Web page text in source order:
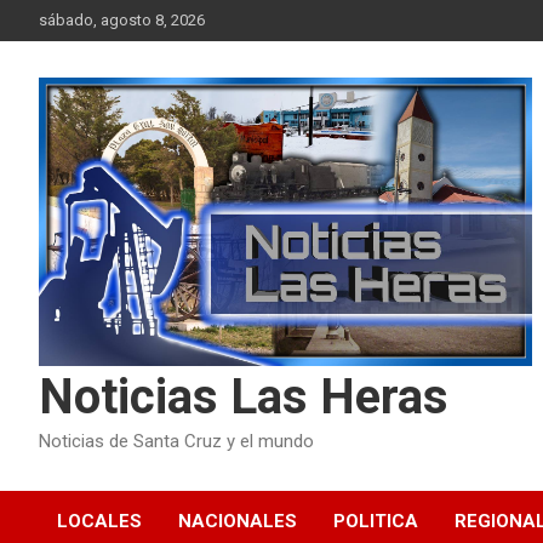
to
sábado, agosto 8, 2026
Noticias Las Heras
Noticias de Santa Cruz y el mundo
LOCALES NACIONALES POLITICA